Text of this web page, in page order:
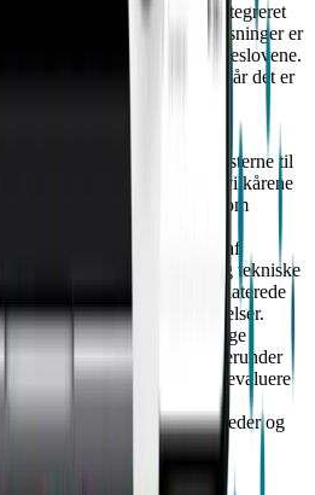
oplysninger er et integreret
Denne type personoplysninger er
i henhold til databeskyttelseslovene.
oplysninger, når det er
grundlag af dit samtykke. Vi
fra dig, når du bruger tjenesterne til
i denne meddelelse og i vilkårene
for mere information om
forpligtelser som leverandør af
den operationelle og tekniske
EmbracePlus Watch og relaterede
om uønskede hændelser.
samtykke, til at foretage
vedrørende tjenesterne, herunder
af personoplysninger, for at evaluere
og forretningsdrift.
vores juridiske rettigheder og
krav.